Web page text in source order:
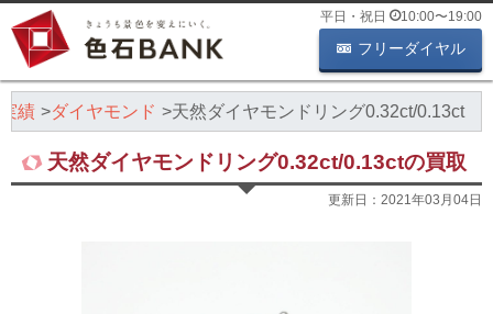
平日・祝日 10:00〜19:00
フリーダイヤル
績 ダイヤモンド 天然ダイヤモンドリング0.32ct/0.13ct
天然ダイヤモンドリング0.32ct/0.13ctの買取
更新日： 2021年03月04日